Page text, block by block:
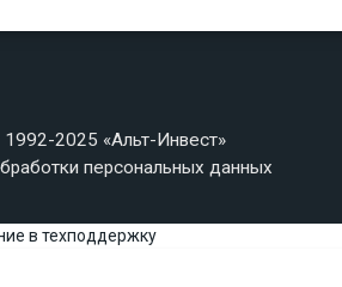
2025 «Альт-Инвест»
персональных данных
в техподдержку